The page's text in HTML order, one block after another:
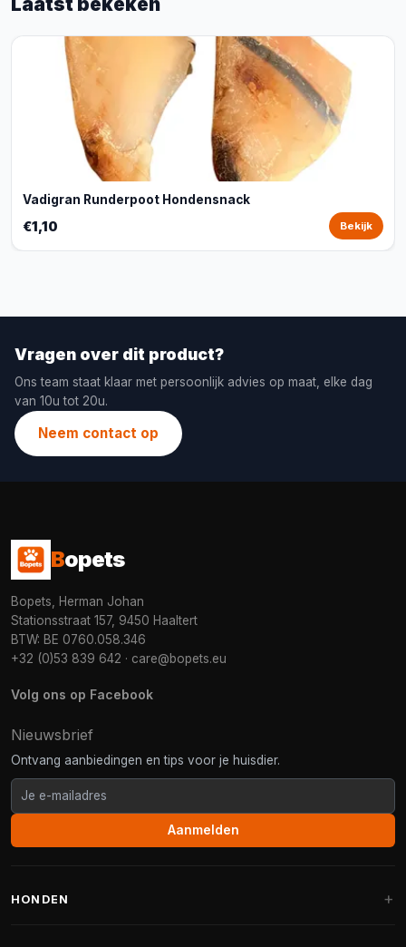
Vadigran Runderpoot Hondensnack
€1,10 Bekijk
Vragen over dit product?
Ons team staat klaar met persoonlijk advies op maat, elke dag
van 10u tot 20u.
Neem contact op
Bopets
Bopets, Herman Johan
Stationsstraat 157, 9450 Haaltert
BTW: BE 0760.058.346
+32 (0)53 839 642 · care@bopets.eu
Volg ons op Facebook
Nieuwsbrief
Ontvang aanbiedingen en tips voor je huisdier.
Aanmelden
HONDEN